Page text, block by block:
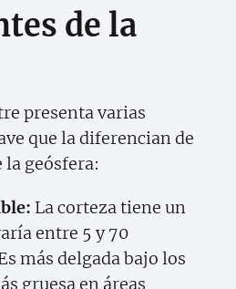
de la
presenta varias
que la diferencian de
la geósfera:
La corteza tiene un
entre 5 y 70
más delgada bajo los
gruesa en áreas